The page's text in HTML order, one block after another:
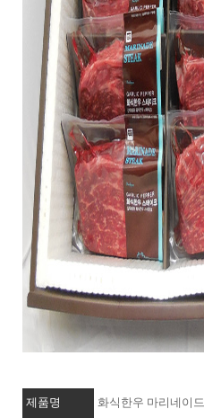
제품명
화식한우 마리네이드